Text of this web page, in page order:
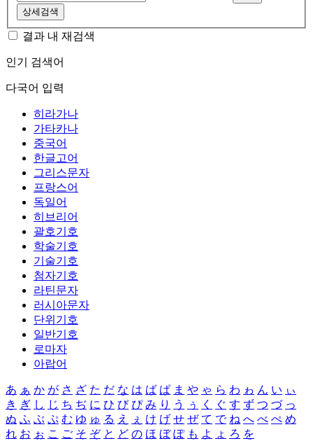
상세검색
결과 내 재검색
인기 검색어
다국어 입력
히라가나
가타카나
중국어
한글고어
그리스문자
프랑스어
독일어
히브리어
괄호기호
학술기호
기술기호
첨자기호
라틴문자
러시아문자
단위기호
일반기호
로마자
아랍어
あ ぁ か が さ ざ た だ な は ば ぱ ま や ゃ ら わ ゎ ん い ぃ
き ぎ し じ ち ぢ に ひ び ぴ み り う ぅ く ぐ す ず つ づ っ
ぬ ふ ぶ ぷ む ゆ ゅ る え ぇ け げ せ ぜ て で ね へ べ ぺ め
れ お ぉ こ ご そ ぞ と ど の ほ ぼ ぽ も よ ょ ろ を